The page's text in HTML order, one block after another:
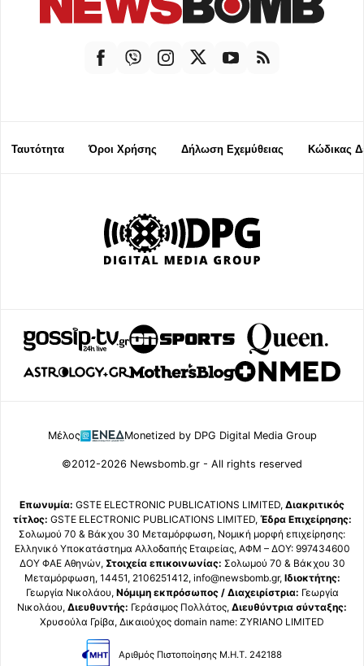
Ταυτότητα Όροι Χρήσης Δήλωση Εχεμύθειας Κώδικας
Μέλος Monetized by DPG Digital Media Group
©2012-2026 Newsbomb.gr - All rights reserved
Επωνυμία: GSTE ELECTRONIC PUBLICATIONS LIMITED, Διακριτικός
τίτλος: GSTE ELECTRONIC PUBLICATIONS LIMITED, Έδρα Επιχείρησης:
Σολωμού 70 & Βάκχου 30 Μεταμόρφωση, Νομική μορφή επιχείρησης:
Ελληνικό Υποκατάστημα Αλλοδαπής Εταιρείας, ΑΦΜ – ΔΟΥ: 997434600
ΔΟΥ ΦΑΕ Αθηνών, Στοιχεία επικοινωνίας: Σολωμού 70 & Βάκχου 30
Μεταμόρφωση, 14451, 2106251412, info@newsbomb.gr, Ιδιοκτήτης:
Γεωργία Νικολάου, Νόμιμη εκπρόσωπος / Διαχειρίστρια: Γεωργία
Νικολάου, Διευθυντής: Γεράσιμος Πολλάτος, Διευθύντρια σύνταξης:
Χρυσούλα Γρίβα, Δικαιούχος domain name: ZYRIANO LIMITED
Αριθμός Πιστοποίησης Μ.Η.Τ. 242188